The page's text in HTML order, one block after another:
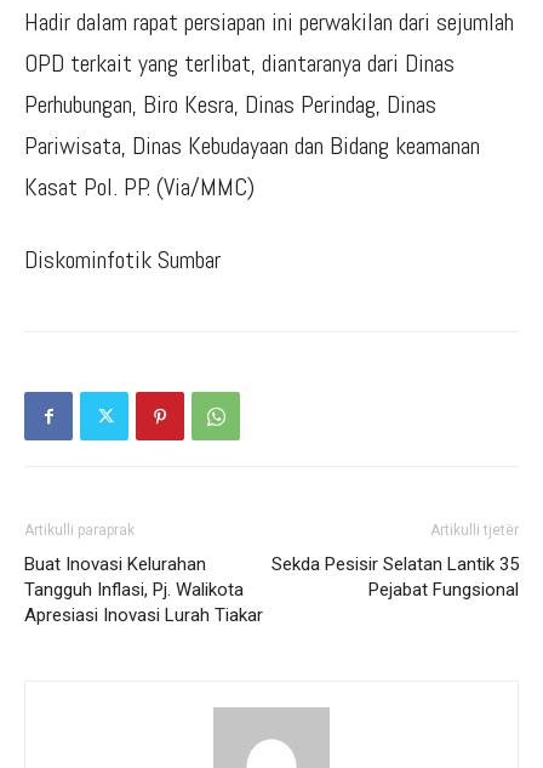
Hadir dalam rapat persiapan ini perwakilan dari sejumlah
OPD terkait yang terlibat, diantaranya dari Dinas
Perhubungan, Biro Kesra, Dinas Perindag, Dinas
Pariwisata, Dinas Kebudayaan dan Bidang keamanan
Kasat Pol. PP. (Via/MMC)
Diskominfotik Sumbar
Artikulli paraprak
Buat Inovasi Kelurahan
Tangguh Inflasi, Pj. Walikota
Apresiasi Inovasi Lurah Tiakar
Artikulli tjetër
Sekda Pesisir Selatan Lantik 35
Pejabat Fungsional